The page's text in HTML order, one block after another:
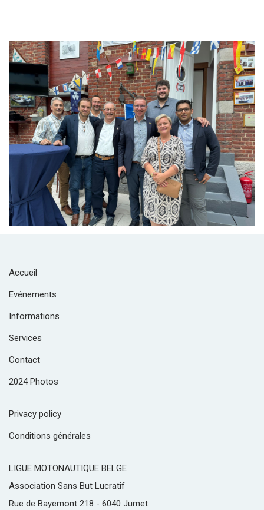
Branding
ARMCHAIR
Accueil
Evénements
Informations
Services
Contact
2024 Photos
Privacy policy
Conditions générales
LIGUE MOTONAUTIQUE BELGE
Association Sans But Lucratif
Rue de Bayemont 218 - 6040 Jumet